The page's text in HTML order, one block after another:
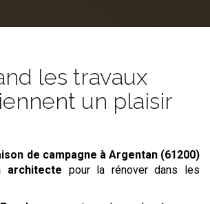
les travaux
un plaisir
de campagne à Argentan (61200)
architecte pour la rénover dans les